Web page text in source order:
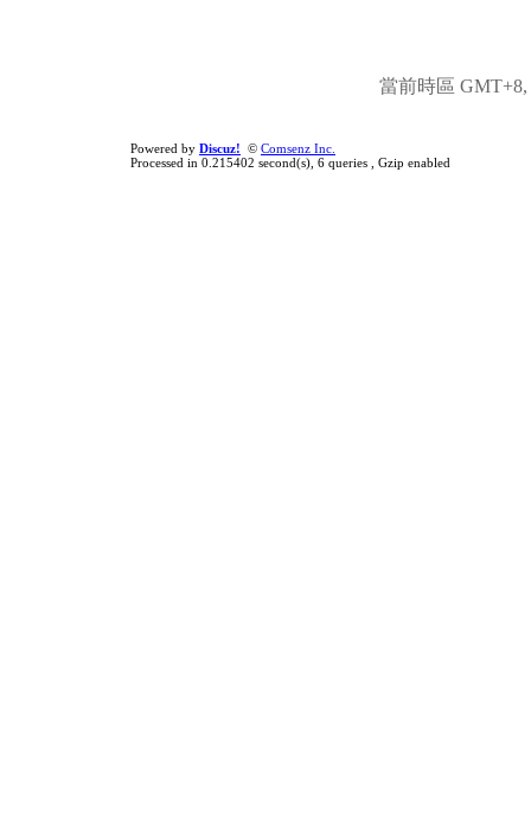
當前時區 GMT+8,
Powered by Discuz! © Comsenz Inc.
Processed in 0.215402 second(s), 6 queries , Gzip enabled